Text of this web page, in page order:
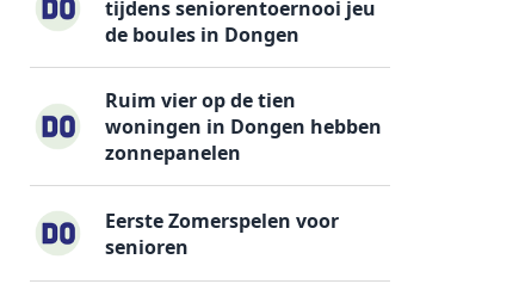
tijdens seniorentoernooi jeu
de boules in Dongen
Ruim vier op de tien
woningen in Dongen hebben
zonnepanelen
Eerste Zomerspelen voor
senioren